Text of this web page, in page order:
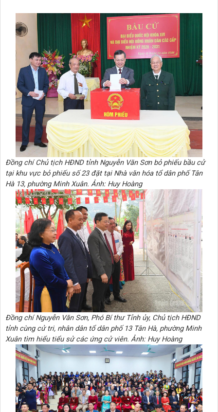
Đồng chí Chủ tịch HĐND tỉnh Nguyễn Văn Sơn bỏ phiếu bầu cử
tại khu vực bỏ phiếu số 23 đặt tại Nhà văn hóa tổ dân phố Tân
Hà 13, phường Minh Xuân. Ảnh: Huy Hoàng
Đồng chí Nguyễn Văn Sơn, Phó Bí thư Tỉnh ủy, Chủ tịch HĐND
tỉnh cùng cử tri, nhân dân tổ dân phố 13 Tân Hà, phường Minh
Xuân tìm hiểu tiểu sử các ứng cử viên. Ảnh: Huy Hoàng